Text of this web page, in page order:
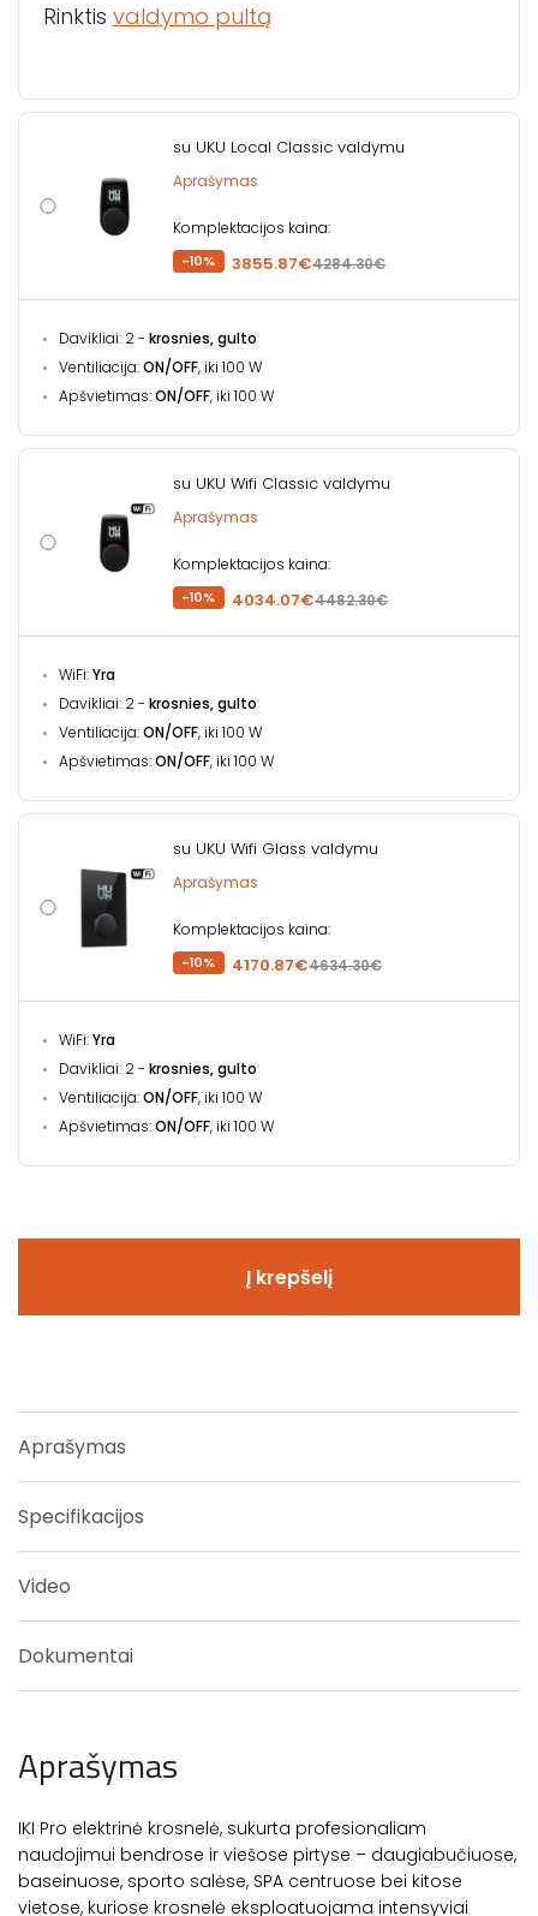
Rinktis valdymo pultą
su UKU Local Classic valdymu
Aprašymas
Komplektacijos kaina:
-10% 3855.87€4284.30€
Davikliai: 2 - krosnies, gulto
Ventiliacija:ON/OFF, iki 100 W
Apšvietimas:ON/OFF, iki 100 W
su UKU Wifi Classic valdymu
Aprašymas
Komplektacijos kaina:
-10% 4034.07€4482.30€
WiFi:Yra
Davikliai: 2 - krosnies, gulto
Ventiliacija:ON/OFF, iki 100 W
Apšvietimas:ON/OFF, iki 100 W
su UKU Wifi Glass valdymu
Aprašymas
Komplektacijos kaina:
-10% 4170.87€4634.30€
WiFi:Yra
Davikliai: 2 - krosnies, gulto
Ventiliacija:ON/OFF, iki 100 W
Apšvietimas:ON/OFF, iki 100 W
Į krepšelį
Aprašymas
Specifikacijos
Video
Dokumentai
Aprašymas
IKI Pro elektrinė krosnelė, sukurta profesionaliam
naudojimui bendrose ir viešose pirtyse – daugiabučiuose,
baseinuose, sporto salėse, SPA centruose bei kitose
vietose, kuriose krosnelė eksploatuojama intensyviai